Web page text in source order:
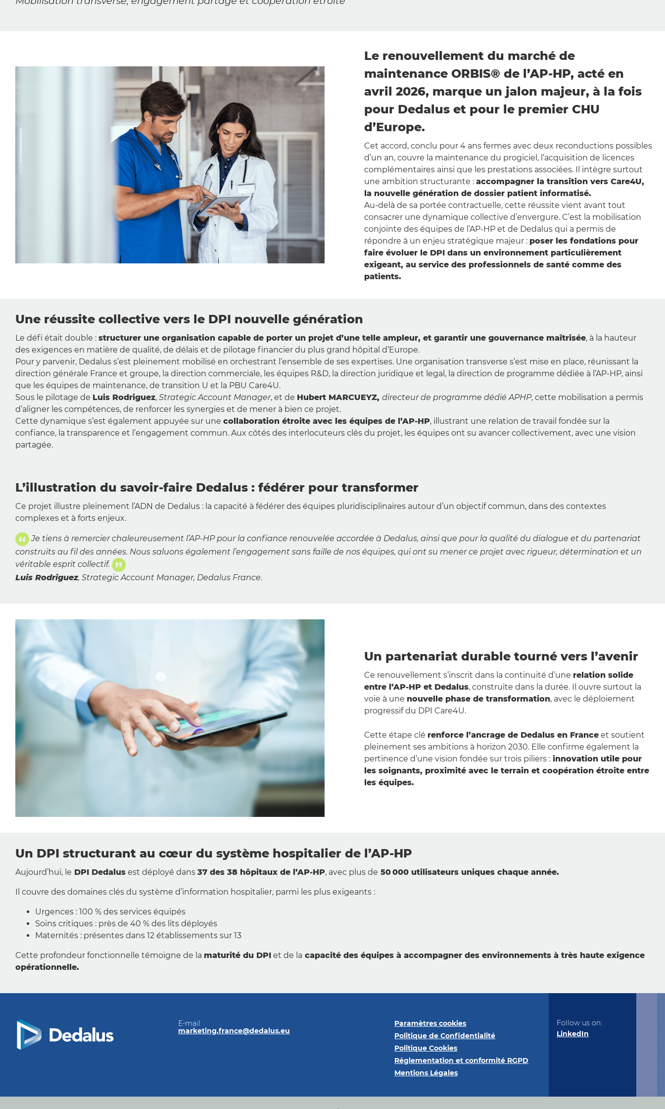
Le renouvellement du marché de
maintenance ORBIS® de l’AP-HP, acté en
avril 2026, marque un jalon majeur, à la fois
pour Dedalus et pour le premier CHU
d’Europe.
Cet accord, conclu pour 4 ans fermes avec deux reconductions possibles
d’un an, couvre la maintenance du progiciel, l’acquisition de licences
complémentaires ainsi que les prestations associées. Il intègre surtout
une ambition structurante : accompagner la transition vers Care4U,
la nouvelle génération de dossier patient informatisé.
Au-delà de sa portée contractuelle, cette réussite vient avant tout
consacrer une dynamique collective d’envergure. C’est la mobilisation
conjointe des équipes de l’AP-HP et de Dedalus qui a permis de
répondre à un enjeu stratégique majeur : poser les fondations pour
faire évoluer le DPI dans un environnement particulièrement
exigeant, au service des professionnels de santé comme des
patients.
Une réussite collective vers le DPI nouvelle génération
Le défi était double : structurer une organisation capable de porter un projet d’une telle ampleur, et garantir une gouvernance maîtrisée, à la hauteur
des exigences en matière de qualité, de délais et de pilotage financier du plus grand hôpital d’Europe.
Pour y parvenir, Dedalus s’est pleinement mobilisé en orchestrant l’ensemble de ses expertises. Une organisation transverse s’est mise en place, réunissant la
direction générale France et groupe, la direction commerciale, les équipes R&D, la direction juridique et legal, la direction de programme dédiée à l’AP-HP, ainsi
que les équipes de maintenance, de transition U et la PBU Care4U.
Sous le pilotage de Luis Rodriguez, Strategic Account Manager, et de Hubert MARCUEYZ, directeur de programme dédié APHP, cette mobilisation a permis
d’aligner les compétences, de renforcer les synergies et de mener à bien ce projet.
Cette dynamique s’est également appuyée sur une collaboration étroite avec les équipes de l’AP-HP, illustrant une relation de travail fondée sur la
confiance, la transparence et l’engagement commun. Aux côtés des interlocuteurs clés du projet, les équipes ont su avancer collectivement, avec une vision
partagée.
L’illustration du savoir-faire Dedalus : fédérer pour transformer
Ce projet illustre pleinement l’ADN de Dedalus : la capacité à fédérer des équipes pluridisciplinaires autour d’un objectif commun, dans des contextes
complexes et à forts enjeux.
Je tiens à remercier chaleureusement l’AP-HP pour la confiance renouvelée accordée à Dedalus, ainsi que pour la qualité du dialogue et du partenariat
construits au fil des années. Nous saluons également l’engagement sans faille de nos équipes, qui ont su mener ce projet avec rigueur, détermination et un
véritable esprit collectif.
Luis Rodriguez, Strategic Account Manager, Dedalus France.
Un partenariat durable tourné vers l’avenir
Ce renouvellement s’inscrit dans la continuité d’une relation solide
entre l’AP-HP et Dedalus, construite dans la durée. Il ouvre surtout la
voie à une nouvelle phase de transformation, avec le déploiement
progressif du DPI Care4U.
Cette étape clé renforce l’ancrage de Dedalus en France et soutient
pleinement ses ambitions à horizon 2030. Elle confirme également la
pertinence d’une vision fondée sur trois piliers : innovation utile pour
les soignants, proximité avec le terrain et coopération étroite entre
les équipes.
Un DPI structurant au cœur du système hospitalier de l’AP-HP
Aujourd’hui, le DPI Dedalus est déployé dans 37 des 38 hôpitaux de l’AP-HP, avec plus de 50 000 utilisateurs uniques chaque année.
Il couvre des domaines clés du système d’information hospitalier, parmi les plus exigeants :
Urgences : 100 % des services équipés
Soins critiques : près de 40 % des lits déployés
Maternités : présentes dans 12 établissements sur 13
Cette profondeur fonctionnelle témoigne de la maturité du DPI et de la capacité des équipes à accompagner des environnements à très haute exigence
opérationnelle.
E-mail
marketing.france@dedalus.eu
Paramètres cookies
Politique de Confidentialité
Politique Cookies
Réglementation et conformité RGPD
Mentions Légales
Follow us on:
LinkedIn